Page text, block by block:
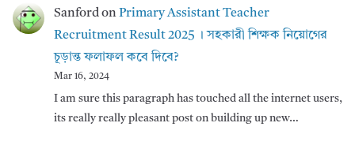
SanfordonPrimary Assistant Teacher
Recruitment Result 2025 । সহকারী শিক্ষক নিয়োগের
চূড়ান্ত ফলাফল কবে দিবে?
Mar 16, 2024
I am sure this paragraph has touched all the internet users,
its really really pleasant post on building up new…